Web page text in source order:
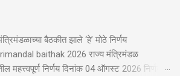
बैठकीत झाले ‘हे’ मोठे निर्णय
baithak 2026 राज्य मंत्रिमंडळ
महत्त्वपूर्ण निर्णय दिनांक 04 ऑगस्ट 2026 निर्णय